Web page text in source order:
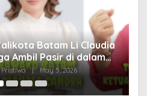
Batam Li Claudia
Ambil Pasir di dalam
Martabat dan Lukai
| May 5, 2026